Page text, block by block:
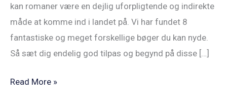
kan romaner være en dejlig uforpligtende og indirekte
måde at komme ind i landet på. Vi har fundet 8
fantastiske og meget forskellige bøger du kan nyde.
Så sæt dig endelig god tilpas og begynd på disse […]
Read More »